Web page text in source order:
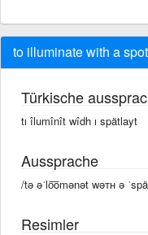
to illuminate with a
Türkische
tı îlumînît wîdh ı spätlayt
Aussprache
/tə əˈlo͞omənət wəᴛʜ ə
Resimler